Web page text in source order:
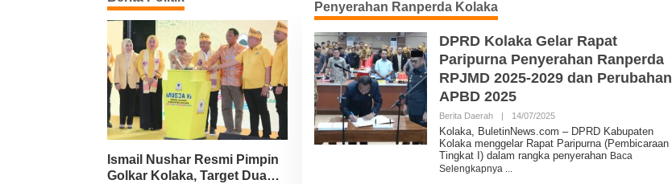
Ismail Nushar Resmi Pimpin
Golkar Kolaka, Target Dua
Penyerahan Ranperda Kolaka
DPRD Kolaka Gelar Rapat
Paripurna Penyerahan Ranperda
RPJMD 2025-2029 dan Perubahan
APBD 2025
Berita Daerah | 14/07/2025O
E
H
B
Kolaka, BuletinNews.com – DPRD Kabupaten
Kolaka menggelar Rapat Paripurna (Pembicaraan
Tingkat I) dalam rangka penyerahan Baca
Selengkapnya